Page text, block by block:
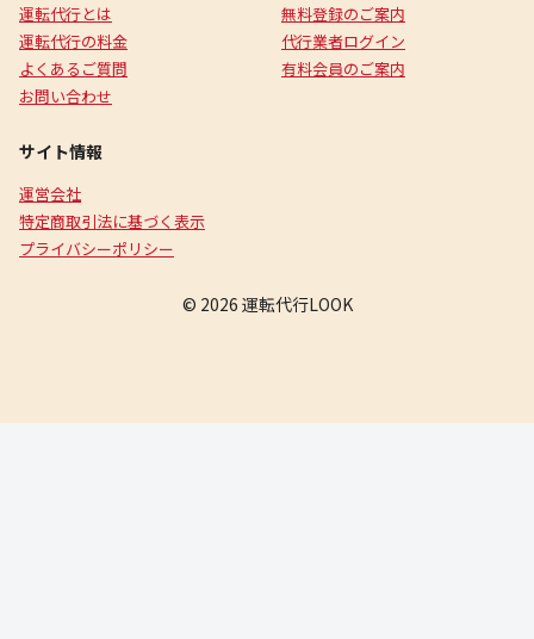
運転代行とは
運転代行の料金
よくあるご質問
お問い合わせ
無料登録のご案内
代行業者ログイン
有料会員のご案内
サイト情報
運営会社
特定商取引法に基づく表示
プライバシーポリシー
© 2026 運転代行LOOK